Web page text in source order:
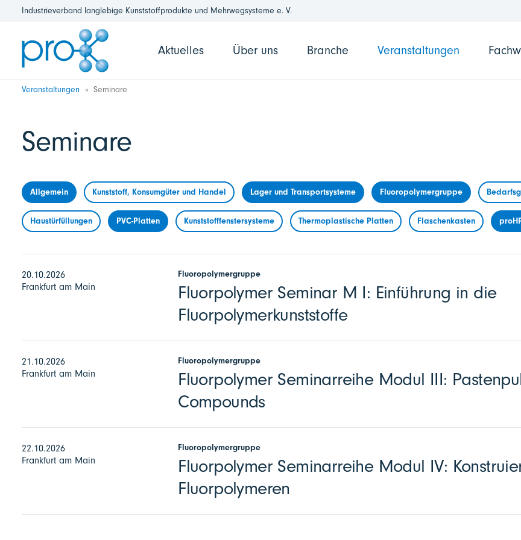
Industrieverband langlebige Kunststoffprodukte und Mehrwegsysteme e. V.
Aktuelles Über uns Branche Veranstaltungen
Veranstaltungen Seminare
Seminare
Allgemein Kunststoff, Konsumgüter und Handel Lager und Transportsysteme Fluoropolymergruppe
Haustürfüllungen PVC-Platten Kunststofffenstersysteme Thermoplastische Platten Flaschenkasten
20.10.2026
Frankfurt am Main
Fluoropolymergruppe
Fluorpolymer Seminar M I: Einführung in die
Fluorpolymerkunststoffe
21.10.2026
Frankfurt am Main
Fluoropolymergruppe
Fluorpolymer Seminarreihe Modul III:
Compounds
22.10.2026
Frankfurt am Main
Fluoropolymergruppe
Fluorpolymer Seminarreihe Modul IV:
Fluorpolymeren